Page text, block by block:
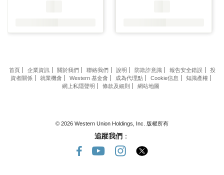
首頁 企業資訊 關於我們 聯絡我們 說明 防欺詐意識 報告安全錯誤
投
資者關係
就業機會 Western 基金會 成為代理點 Cookie信息
知識產權
網上私隱聲明
條款及細則 網站地圖
© 2026 Western Union Holdings, Inc. 版權所有
追蹤我們 ：